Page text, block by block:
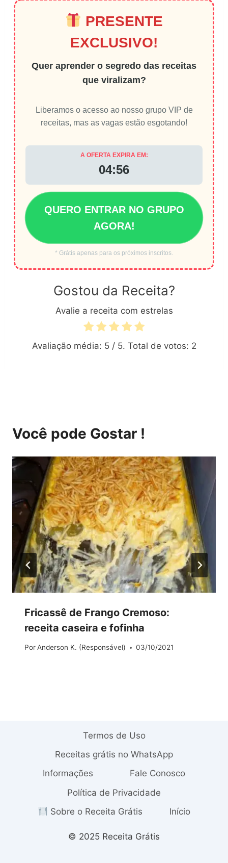
PRESENTE
EXCLUSIVO!
Quer aprender o segredo das receitas
que viralizam?
Liberamos o acesso ao nosso grupo VIP de
receitas, mas as vagas estão esgotando!
A OFERTA EXPIRA EM:
04:56
QUERO ENTRAR NO GRUPO
AGORA!
* Grátis apenas para os próximos inscritos.
Gostou da Receita?
Avalie a receita com estrelas
Avaliação média: 5/ 5. Total de votos: 2
Você pode Gostar !
Fricassê de Frango Cremoso:
receita caseira e fofinha
Por Anderson K. (Responsável) 03/10/2021
Termos de Uso
Receitas grátis no WhatsApp
Informações
Fale Conosco
Política de Privacidade
Sobre o Receita Grátis
Início
© 2025 Receita Grátis